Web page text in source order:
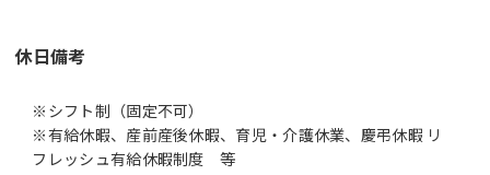
休日備考
※シフト制（固定不可）
※有給休暇、産前産後休暇、育児・介護休業、慶弔休暇 リ
フレッシュ有給休暇制度 等